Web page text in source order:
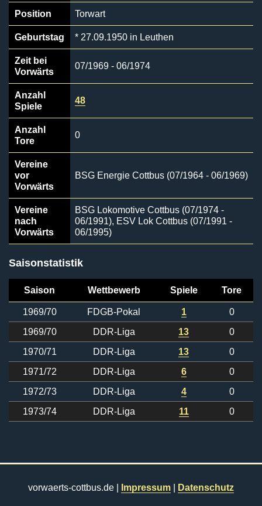
Position Torwart
Geburtstag * 27.09.1950 in Leuthen
Zeit bei
Vorwärts
07/1969 - 06/1974
Anzahl
Spiele
48
Anzahl
Tore
0
Vereine
vor
Vorwärts
BSG Energie Cottbus (07/1964 - 06/1969)
Vereine
nach
Vorwärts
BSG Lokomotive Cottbus (07/1974 -
06/1991), ESV Lok Cottbus (07/1991 -
06/1995)
Saisonstatistik
Saison Wettbewerb Spiele Tore
1969/70 FDGB-Pokal 1
0
1969/70
DDR-Liga 13
0
1970/71
DDR-Liga 13
0
1971/72
DDR-Liga 6
0
1972/73
DDR-Liga 4
0
1973/74
DDR-Liga 11 0
vorwaerts-cottbus.de | Impressum Datenschutz